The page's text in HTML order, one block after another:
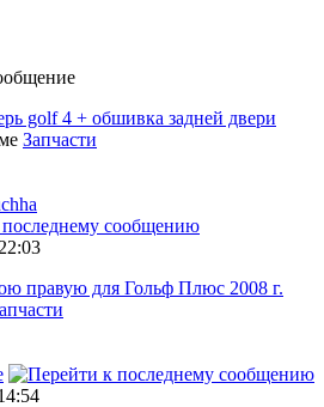
golf 4 + обшивка задней двери
Запчасти
правую для Гольф Плюс 2008 г.